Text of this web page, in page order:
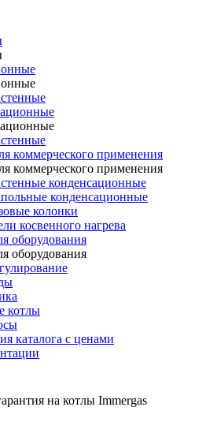
коммерческого применения
коммерческого применения
конденсационные
конденсационные
колонки
косвенного нагрева
оборудования
оборудования
котлы
каталога с ценами
на котлы Immergas